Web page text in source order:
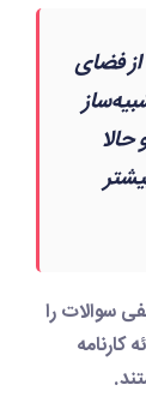
را